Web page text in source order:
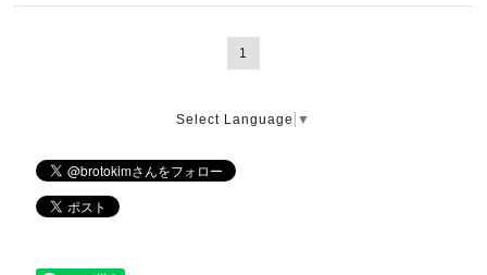
1
Select Language ▼